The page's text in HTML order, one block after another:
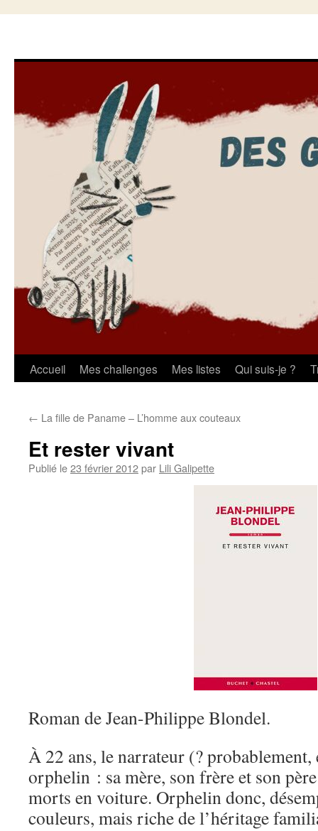
Aller
contenu
Accueil Mes challenges Mes listes Qui suis-je ?
← La fille de Paname – L’homme aux couteaux
Et rester vivant
Publié le23 février 2012par Lili Galipette
Roman de Jean-Philippe Blondel.
À 22 ans, le narrateur (? probablement,
orphelin : sa mère, son frère et son
morts en voiture. Orphelin donc,
couleurs, mais riche de l’héritage